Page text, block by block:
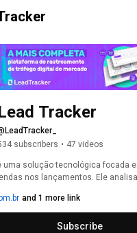
Tracker
subscribers • 47 videos
uma solução tecnológica focada
nos lançamentos. Ele
sobre o seu negócio para que
and 1 more link
Subscribe